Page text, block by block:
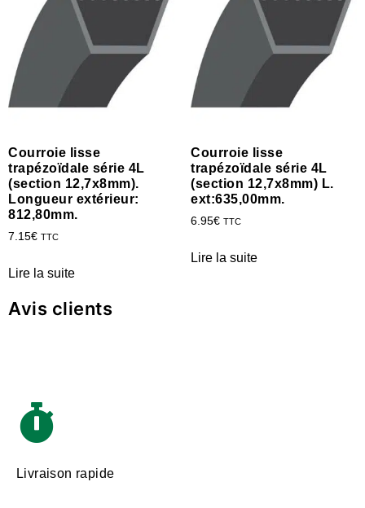
Courroie lisse
trapézoïdale série 4L
(section 12,7x8mm).
Longueur extérieur:
812,80mm.
7.15€ TTC
Lire la suite
Courroie lisse
trapézoïdale série 4L
(section 12,7x8mm) L.
ext:635,00mm.
6.95€ TTC
Lire la suite
Avis clients
Livraison rapide